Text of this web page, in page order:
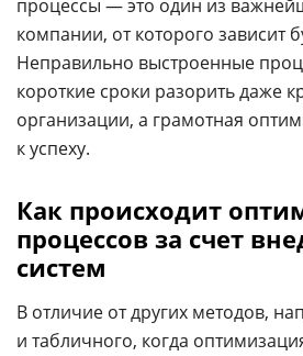
процессы — это один из
компании, от которого зависит
Неправильно выстроенные
короткие сроки разорить даже
организации, а грамотная
к успеху.
Как происходит
процессов за счет
систем
В отличие от других методов,
и табличного, когда